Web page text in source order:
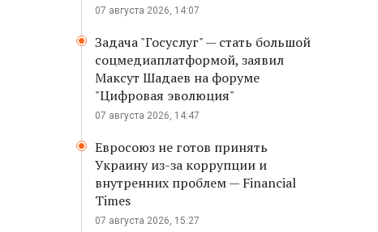
07 августа 2026, 14:07
Задача "Госуслуг" — стать большой
соцмедиаплатформой, заявил
Максут Шадаев на форуме
"Цифровая эволюция"
07 августа 2026, 14:47
Евросоюз не готов принять
Украину из-за коррупции и
внутренних проблем — Financial
Times
07 августа 2026, 15:27